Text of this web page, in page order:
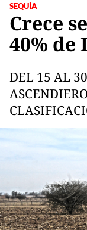
SEQUÍA
Crece
40% de
DEL 15 AL